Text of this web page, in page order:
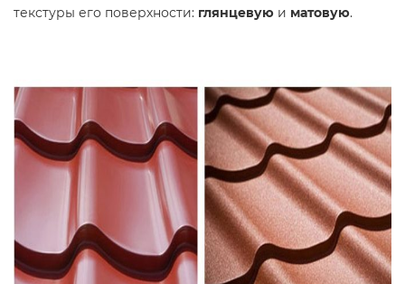
текстуры его поверхности: глянцевую и матовую.